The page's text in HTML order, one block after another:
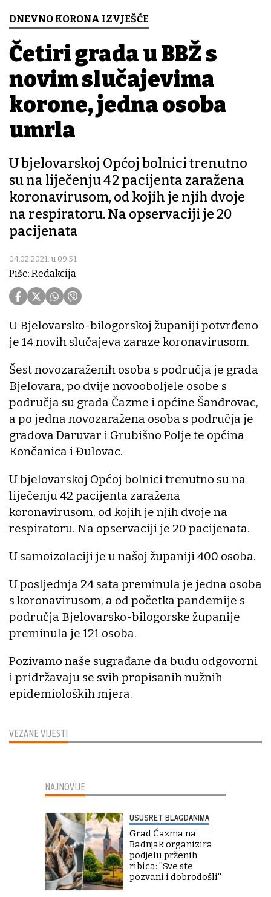
DNEVNO KORONA IZVJEŠĆE
Četiri grada u BBŽ s
novim slučajevima
korone, jedna osoba
umrla
U bjelovarskoj Općoj bolnici trenutno
su na liječenju 42 pacijenta zaražena
koronavirusom, od kojih je njih dvoje
na respiratoru. Na opservaciji je 20
pacijenata
04.02.2021. u 09:51
Piše: Redakcija
VEZANE VIJESTI
U Bjelovarsko-bilogorskoj županiji potvrđeno
je 14 novih slučajeva zaraze koronavirusom.
Šest novozaraženih osoba s područja je grada
Bjelovara, po dvije novooboljele osobe s
područja su grada Čazme i općine Šandrovac,
a po jedna novozaražena osoba s područja je
gradova Daruvar i Grubišno Polje te općina
Končanica i Đulovac.
U bjelovarskoj Općoj bolnici trenutno su na
liječenju 42 pacijenta zaražena
koronavirusom, od kojih je njih dvoje na
respiratoru. Na opservaciji je 20 pacijenata.
U samoizolaciji je u našoj županiji 400 osoba.
U posljednja 24 sata preminula je jedna osoba
s koronavirusom, a od početka pandemije s
područja Bjelovarsko-bilogorske županije
preminula je 121 osoba.
Pozivamo naše sugrađane da budu odgovorni
i pridržavaju se svih propisanih nužnih
epidemioloških mjera.
NAJNOVIJE
USUSRET BLAGDANIMA
Grad Čazma na
Badnjak organizira
podjelu prženih
ribica: ''Sve ste
pozvani i dobrodošli''